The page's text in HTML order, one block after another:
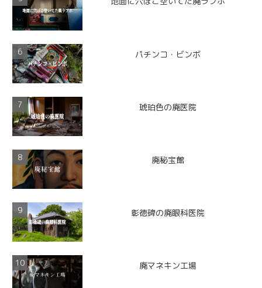
パチンコ・ビンボ
琥珀色の廃医院
廃秘宝館
彰徳碑の廃眼科医院
廃マネキン工場